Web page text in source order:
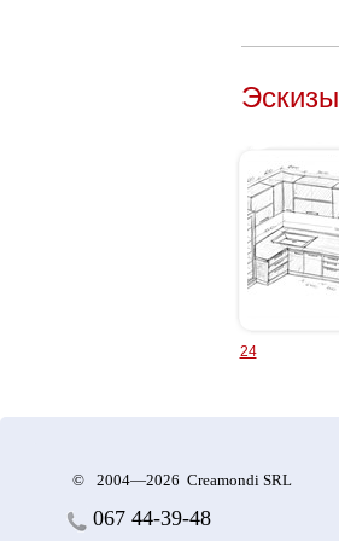
Эскизы
24
© 2004—2026 Creamondi SRL
067 44-39-48